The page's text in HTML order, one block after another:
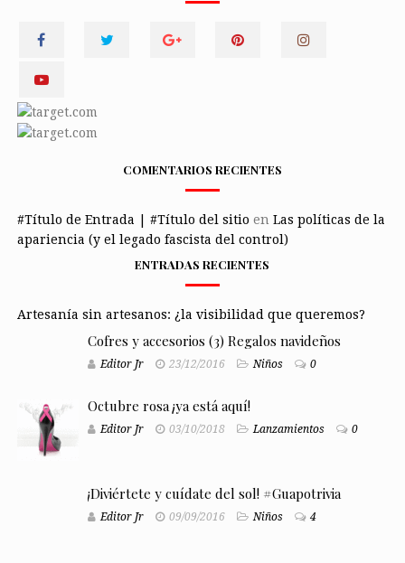
COMENTARIOS RECIENTES
#Título de Entrada | #Título del sitio en Las políticas de la
apariencia (y el legado fascista del control)
ENTRADAS RECIENTES
Artesanía sin artesanos: ¿la visibilidad que queremos?
Cofres y accesorios (3) Regalos navideños
Editor Jr 23/12/2016 Niños 0
Octubre rosa ¡ya está aquí!
Editor Jr 03/10/2018 Lanzamientos 0
¡Diviértete y cuídate del sol! #Guapotrivia
Editor Jr 09/09/2016 Niños 4